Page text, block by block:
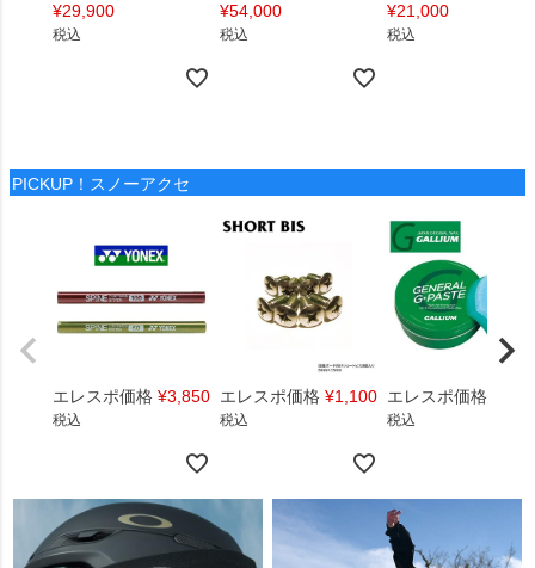
¥29,900
税込
¥54,000
税込
¥21,000
税込
PICKUP！スノーアクセ
エレスポ価格 ¥3,850
税込
エレスポ価格 ¥1,100
税込
エレスポ価格
税込